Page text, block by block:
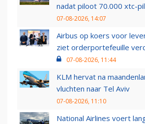
nadat piloot 70.000 xtc-
07-08-2026, 14:07
Airbus op koers voor
ziet orderportefeuille
07-08-2026, 11:44
KLM hervat na
vluchten naar Tel Aviv
07-08-2026, 11:10
National Airlines voert